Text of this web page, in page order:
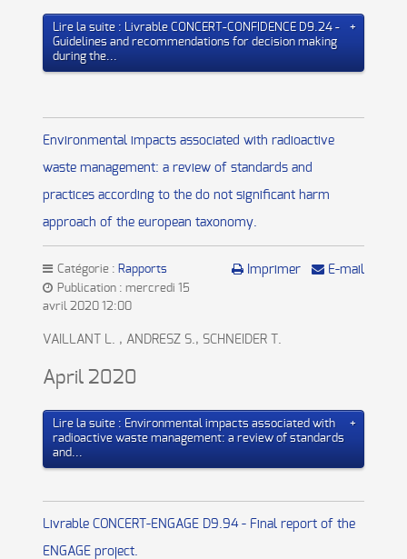
Lire la suite : Livrable CONCERT-CONFIDENCE D9.24 -
Guidelines and recommendations for decision making
during the...
Environmental impacts associated with radioactive
waste management: a review of standards and
practices according to the do not significant harm
approach of the european taxonomy.
Imprimer E-mail
Catégorie : Rapports
Publication : mercredi 15
avril 2020 12:00
VAILLANT L. , ANDRESZ S., SCHNEIDER T.
April 2020
Lire la suite : Environmental impacts associated with
radioactive waste management: a review of standards
and...
Livrable CONCERT-ENGAGE D9.94 - Final report of the
ENGAGE project.